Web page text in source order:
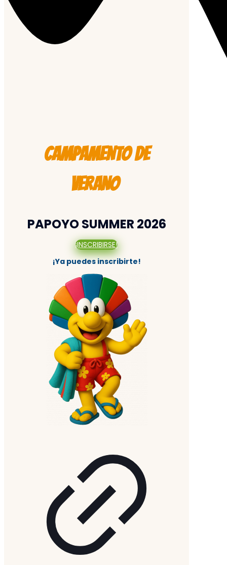
CAMPAMENTO DE
VERANO
PAPOYO SUMMER 2026
¡INSCRIBIRSE!
¡Ya puedes inscribirte!